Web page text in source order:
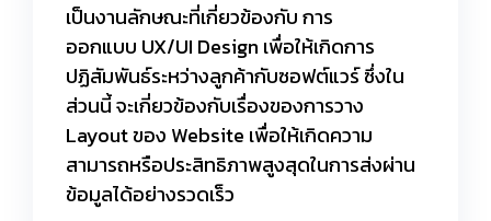
เป็นงานลักษณะที่เกี่ยวข้องกับ การ
ออกแบบ UX/UI Design เพื่อให้เกิดการ
ปฏิสัมพันธ์ระหว่างลูกค้ากับซอฟต์แวร์ ซึ่งใน
ส่วนนี้ จะเกี่ยวข้องกับเรื่องของการวาง
Layout ของ Website เพื่อให้เกิดความ
สามารถหรือประสิทธิภาพสูงสุดในการส่งผ่าน
ข้อมูลได้อย่างรวดเร็ว